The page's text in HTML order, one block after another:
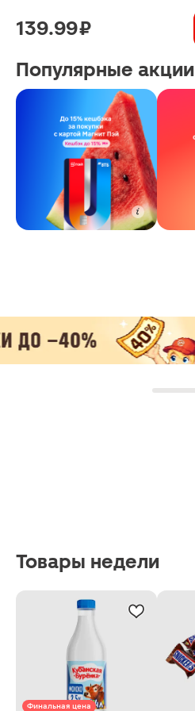
139.99 ₽
Популярные акции
Товары недели
Финальная цена